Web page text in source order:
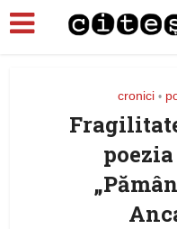
cronici •